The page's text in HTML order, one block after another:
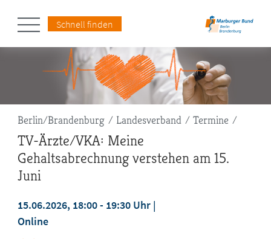
Schnell finden
Pfadnavigation
Berlin/Brandenburg Landesverband Termine
TV-Ärzte/VKA: Meine
Gehaltsabrechnung verstehen am 15.
Juni
15.06.2026, 18:00 - 19:30 Uhr
Online